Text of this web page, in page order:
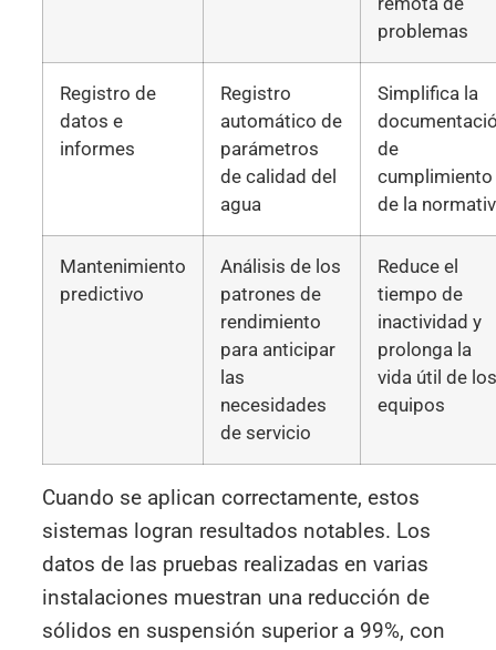
problemas
Registro de
datos e
informes
Registro
automático de
parámetros
de calidad del
agua
Simplifica la
de
cumplimiento
de la
Mantenimiento
predictivo
Análisis de los
patrones de
rendimiento
para anticipar
las
necesidades
de servicio
Reduce el
tiempo de
inactividad y
prolonga la
vida útil de
equipos
Cuando se aplican correctamente, estos
sistemas logran resultados notables. Los
datos de las pruebas realizadas en varias
instalaciones muestran una reducción de
sólidos en suspensión superior a 99%, con